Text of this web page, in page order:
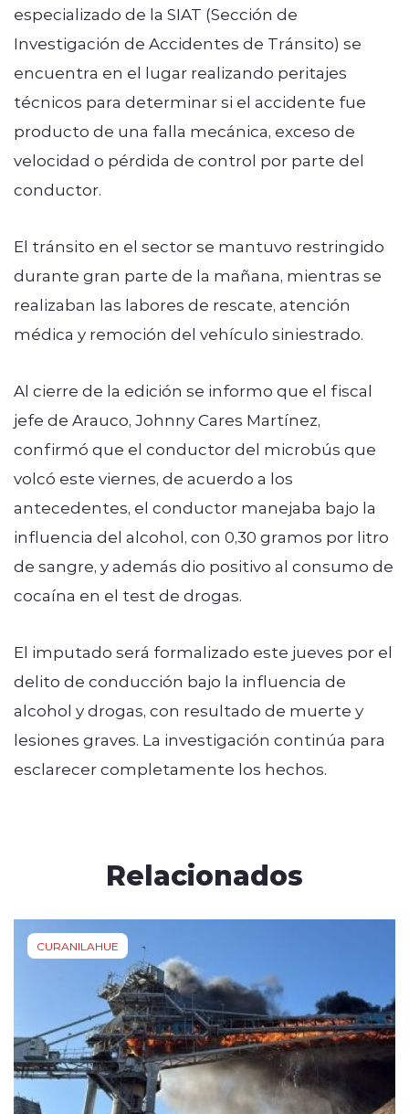
especializado de la SIAT (Sección de
Investigación de Accidentes de Tránsito) se
encuentra en el lugar realizando peritajes
técnicos para determinar si el accidente fue
producto de una falla mecánica, exceso de
velocidad o pérdida de control por parte del
conductor.
El tránsito en el sector se mantuvo restringido
durante gran parte de la mañana, mientras se
realizaban las labores de rescate, atención
médica y remoción del vehículo siniestrado.
Al cierre de la edición se informo que el fiscal
jefe de Arauco, Johnny Cares Martínez,
confirmó que el conductor del microbús que
volcó este viernes, de acuerdo a los
antecedentes, el conductor manejaba bajo la
influencia del alcohol, con 0,30 gramos por litro
de sangre, y además dio positivo al consumo de
cocaína en el test de drogas.
El imputado será formalizado este jueves por el
delito de conducción bajo la influencia de
alcohol y drogas, con resultado de muerte y
lesiones graves. La investigación continúa para
esclarecer completamente los hechos.
Relacionados
CURANILAHUE